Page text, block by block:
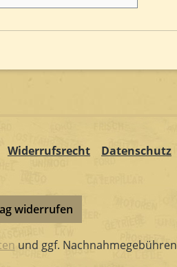
Widerrufsrecht Datenschutz
widerrufen
und ggf.